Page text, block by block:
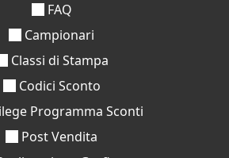
FAQ
Campionari
Classi di Stampa
Codici Sconto
Programma Sconti
Post Vendita